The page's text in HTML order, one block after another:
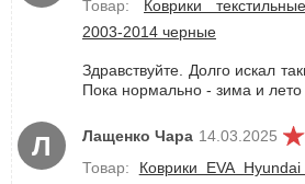
Товар: Коврики
2003-2014 черные
Здравствуйте. Долго искал
Пока нормально - зима и
Л Лащенко Чара 14.03.2025
Товар: Коврики EVA